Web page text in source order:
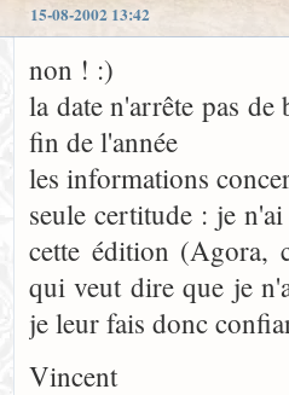
15-08-2002 13:42
non ! :)
la date n'arrête pas
fin de l'année
les informations
seule certitude : je
cette édition (Agora,
qui veut dire que je
je leur fais donc
Vincent